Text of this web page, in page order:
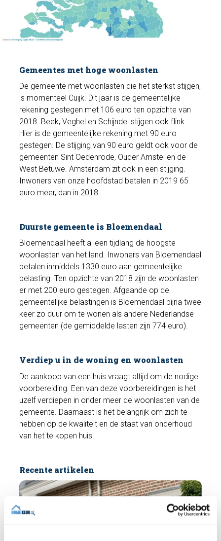
Gemeentes met hoge woonlasten
De gemeente met woonlasten die het sterkst stijgen,
is momenteel Cuijk. Dit jaar is de gemeentelijke
rekening gestegen met 106 euro ten opzichte van
2018. Beek, Veghel en Schijndel stijgen ook flink.
Hier is de gemeentelijke rekening met 90 euro
gestegen. De stijging van 90 euro geldt ook voor de
gemeenten Sint Oedenrode, Ouder Amstel en de
West Betuwe. Amsterdam zit ook in een stijging.
Inwoners van onze hoofdstad betalen in 2019 65
euro meer, dan in 2018.
Duurste gemeente is Bloemendaal
Bloemendaal heeft al een tijdlang de hoogste
woonlasten van het land. Inwoners van Bloemendaal
betalen inmiddels 1330 euro aan gemeentelijke
belasting. Ten opzichte van 2018 zijn de woonlasten
er met 200 euro gestegen. Afgaande op de
gemeentelijke belastingen is Bloemendaal bijna twee
keer zo duur om te wonen als andere Nederlandse
gemeenten (de gemiddelde lasten zijn 774 euro).
Verdiep u in de woning en woonlasten
De aankoop van een huis vraagt altijd om de nodige
voorbereiding. Een van deze voorbereidingen is het
uzelf verdiepen in onder meer de woonlasten van de
gemeente. Daarnaast is het belangrijk om zich te
hebben op de kwaliteit en de staat van onderhoud
van het te kopen huis.
Recente artikelen